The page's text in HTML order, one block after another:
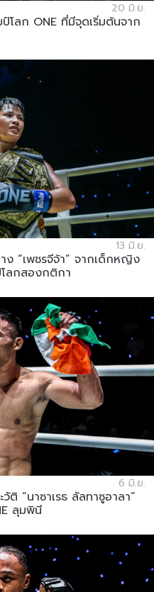
20 มิ.ย.
ลก ONE ที่มีจุดเริ่มต้นจาก
13 มิ.ย.
าง “เพชรจีจ้า” จากเด็กหญิง
ลกสองกติกา
6 มิ.ย.
ติ “นาซาเรธ ลัลทาซูอาลา”
ลุมพินี